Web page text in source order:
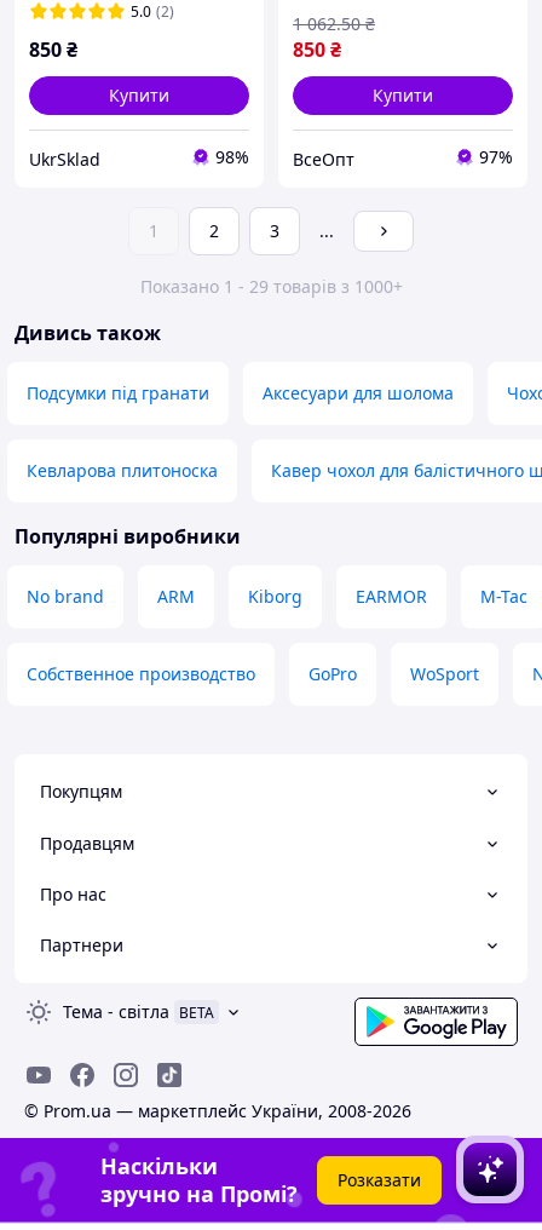
5.0 (2)
850₴
Купити
UkrSklad 98%
850₴
1 062.50 ₴
Купити
ВсеОпт 97%
1 2 3 ...
Показано 1 - 29 товарів з 1000+
Дивись також
Подсумки під гранати Аксесуари для шолома
Кевларова плитоноска Кавер чохол для балістичного
Популярні виробники
No brand ARM Kiborg EARMOR M-Tac
Собственное производство GoPro WoSport
Покупцям
Продавцям
Про нас
Партнери
Тема - світла BETA
© Prom.ua — маркетплейс України, 2008-2026
Наскільки
зручно на Промі?
Розказати